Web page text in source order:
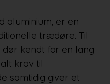
er en
trædøre. Til
kendt for en lang
krav til
samtidig giver et